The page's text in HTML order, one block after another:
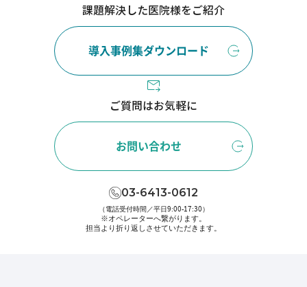
課題解決した医院様をご紹介
導入事例集ダウンロード
ご質問はお気軽に
お問い合わせ
03-6413-0612
（電話受付時間／平日9:00-17:30）
※オペレーターへ繋がります。
担当より折り返しさせていただきます。